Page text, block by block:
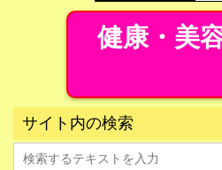
健康・美
サイト内の検索